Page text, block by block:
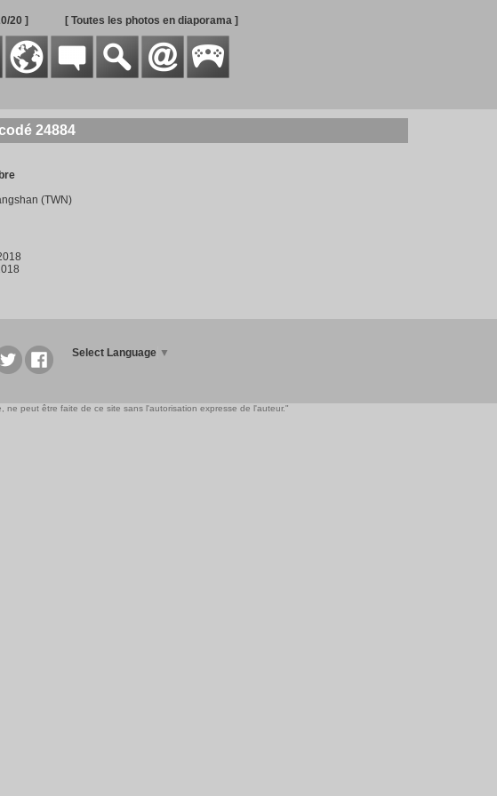
20 ] [ Toutes les photos en diaporama ]
24884
(TWN)
Select Language ▼
peut être faite de ce site sans l'autorisation expresse de l'auteur."